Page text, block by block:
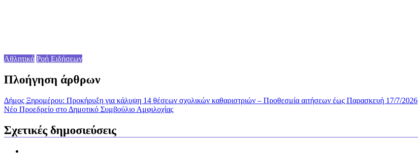
Αθλητικά Ροή Ειδήσεων
Πλοήγηση άρθρων
Δήμος Ξηρομέρου: Προκήρυξη για κάλυψη 14 θέσεων σχολικών καθαριστριών – Προθεσμία αιτήσεων έως Παρασκευή 17/7/2026
Νέο Προεδρείο στο Δημοτικό Συμβούλιο Αμφιλοχίας
Σχετικές δημοσιεύσεις